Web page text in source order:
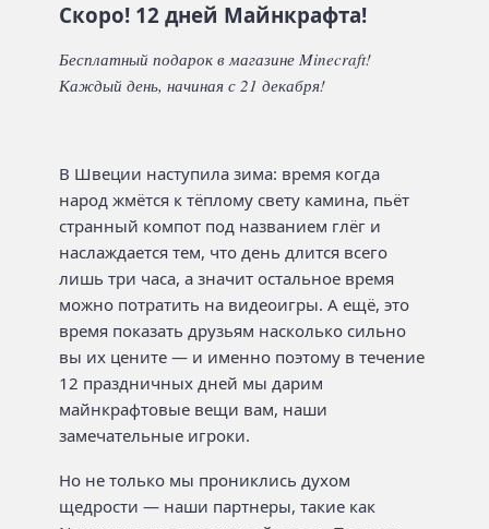
Скоро! 12 дней Майнкрафта!
Бесплатный подарок в магазине Minecraft!
Каждый день, начиная с 21 декабря!
В Швеции наступила зима: время когда
народ жмётся к тёплому свету камина, пьёт
странный компот под названием глёг и
наслаждается тем, что день длится всего
лишь три часа, а значит остальное время
можно потратить на видеоигры. А ещё, это
время показать друзьям насколько сильно
вы их цените — и именно поэтому в течение
12 праздничных дней мы дарим
майнкрафтовые вещи вам, наши
замечательные игроки.
Но не только мы прониклись духом
щедрости — наши партнеры, такие как